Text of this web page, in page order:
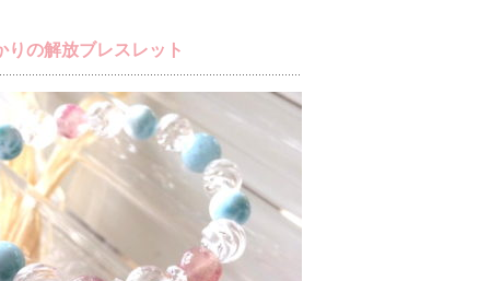
りの解放ブレスレット